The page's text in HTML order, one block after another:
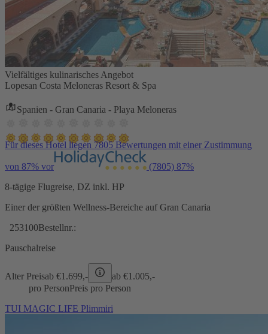
Vielfältiges kulinarisches Angebot
Lopesan Costa Meloneras Resort & Spa
Spanien - Gran Canaria - Playa Meloneras
Für dieses Hotel liegen 7805 Bewertungen mit einer Zustimmung
von 87% vor (7805) 87%
8-tägige Flugreise, DZ inkl. HP
Einer der größten Wellness-Bereiche auf Gran Canaria
253100Bestellnr.:
Pauschalreise
Alter Preisab €1.699,- ab €1.005,-
pro PersonPreis pro Person
TUI MAGIC LIFE Plimmiri